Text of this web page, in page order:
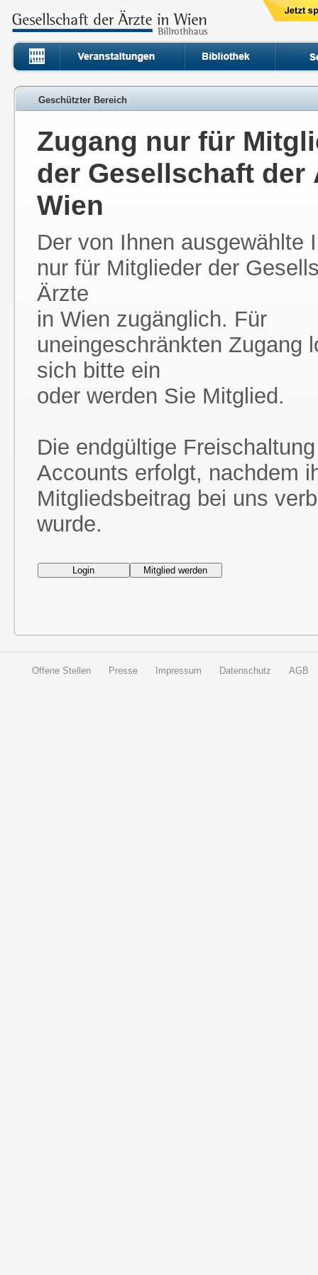
Geschützter Bereich
Zugang nur für
der Gesellschaft der
Wien
Der von Ihnen ausgewählte
nur für Mitglieder der
Ärzte
in Wien zugänglich. Für
uneingeschränkten Zugang
sich bitte ein
oder werden Sie Mitglied.
Die endgültige
Accounts erfolgt, nachdem
Mitgliedsbeitrag bei uns
wurde.
Offene Stellen Presse Impressum Datenschutz AGB